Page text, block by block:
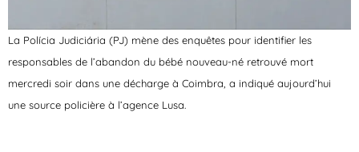
La Polícia Judiciária (PJ) mène des enquêtes pour identifier les
responsables de l’abandon du bébé nouveau-né retrouvé mort
mercredi soir dans une décharge à Coimbra, a indiqué aujourd’hui
une source policière à l’agence Lusa.